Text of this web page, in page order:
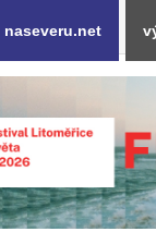
naseveru.net